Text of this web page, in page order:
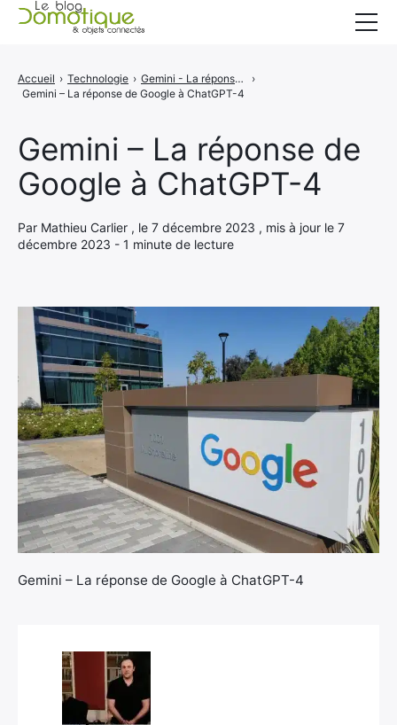
Gemini – La réponse de
Google à ChatGPT-4
Par Mathieu Carlier , le 7 décembre 2023 , mis à jour le 7
décembre 2023 - 1 minute de lecture
Accueil › Technologie › Gemini - La réponse de Google à ChatGPT-4
›
Gemini – La réponse de Google à ChatGPT-4
Gemini – La réponse de Google à ChatGPT-4
Catégories
A propos
CONTACT
×
Rechercher
: